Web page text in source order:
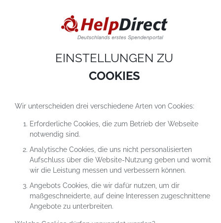
Cookies sind kleine Textdateien, die auf einem Computer heruntergeladen
sobald du unsere Website nutzt. Cookies setzen wir hauptsächlich dazu ein,
du unser Angebot richtig nutzen kannst. Mehr erfährst du in
EINSTELLUNGEN ZU
COOKIES
Wir unterscheiden drei verschiedene Arten von Cookies:
Erforderliche Cookies, die zum Betrieb der Webseite
notwendig sind.
Analytische Cookies, die uns nicht personalisierten
Aufschluss über die Website-Nutzung geben und womit
wir die Leistung messen und verbessern können.
Angebots Cookies, die wir dafür nutzen, um dir
maßgeschneiderte, auf deine Interessen zugeschnittene
Angebote zu unterbreiten.